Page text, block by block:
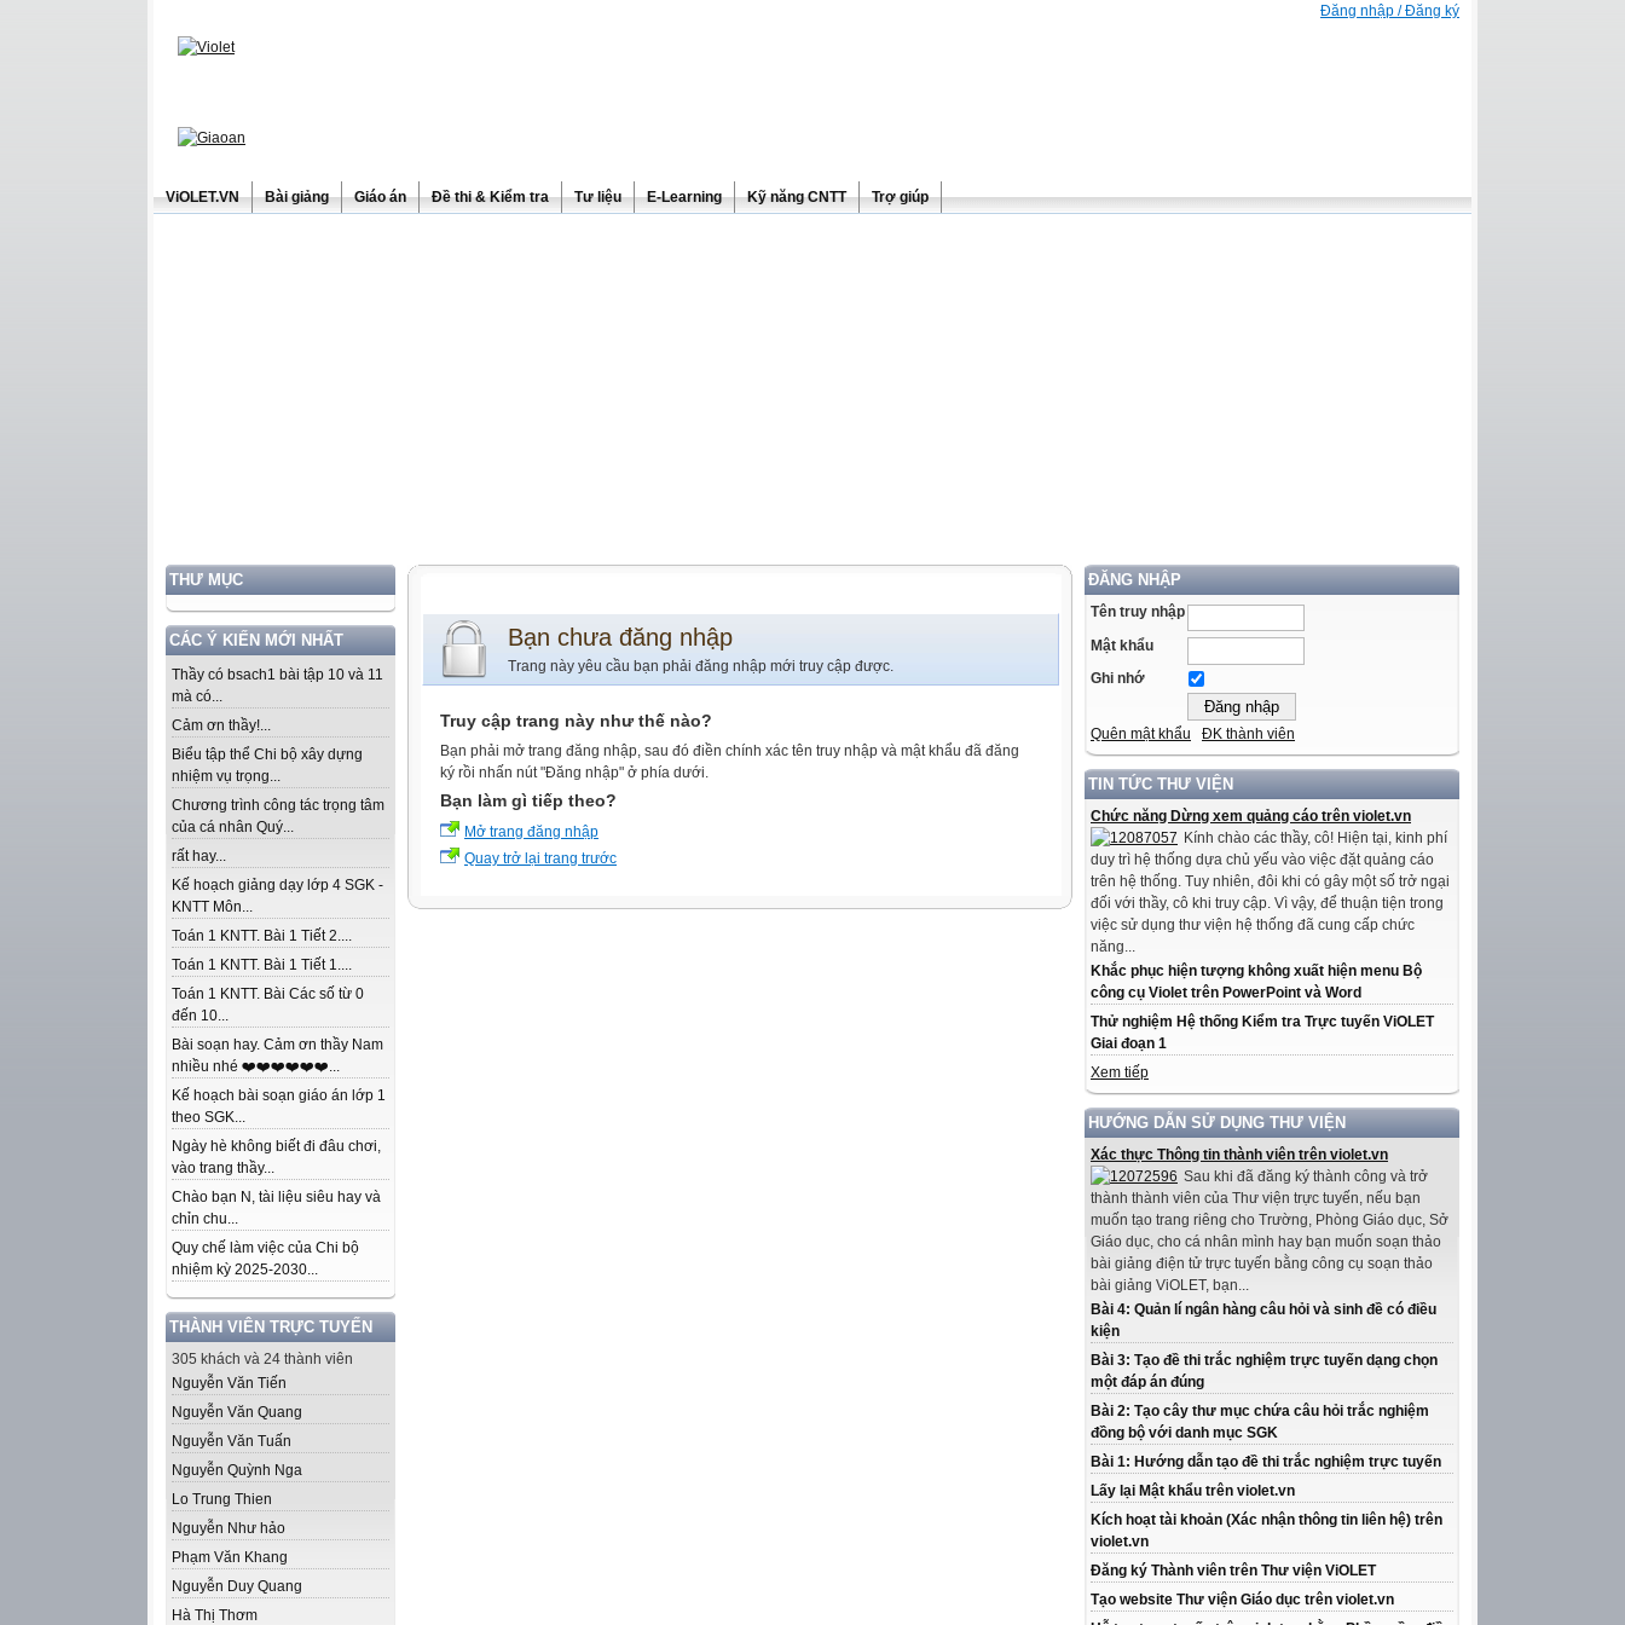
Đăng nhập / Đăng ký
ViOLET.VN Bài giảng Giáo án Đề thi & Kiểm tra Tư liệu E-Learning Kỹ năng CNTT Trợ giúp
THƯ MỤC
CÁC Ý KIẾN MỚI NHẤT
Thầy có bsach1 bài tập 10 và 11
mà có...
Cảm ơn thầy!...
Biểu tập thể Chi bộ xây dựng
nhiệm vụ trọng...
Chương trình công tác trọng tâm
của cá nhân Quý...
rất hay...
Kế hoạch giảng dạy lớp 4 SGK -
KNTT Môn...
Toán 1 KNTT. Bài 1 Tiết 2....
Toán 1 KNTT. Bài 1 Tiết 1....
Toán 1 KNTT. Bài Các số từ 0
đến 10...
Bài soạn hay. Cảm ơn thầy Nam
nhiều nhé ❤️❤️❤️❤️❤️❤️...
Kế hoạch bài soạn giáo án lớp 1
theo SGK...
Ngày hè không biết đi đâu chơi,
vào trang thầy...
Chào bạn N, tài liệu siêu hay và
chỉn chu...
Quy chế làm việc của Chi bộ
nhiệm kỳ 2025-2030...
THÀNH VIÊN TRỰC TUYẾN
305 khách và 24 thành viên
Nguyễn Văn Tiến
Nguyễn Văn Quang
Nguyễn Văn Tuấn
Nguyễn Quỳnh Nga
Lo Trung Thien
Nguyễn Như hảo
Phạm Văn Khang
Nguyễn Duy Quang
Hà Thị Thơm
ĐĂNG NHẬP
Tên truy nhập
Mật khẩu
Ghi nhớ
Quên mật khẩu ĐK thành viên
TIN TỨC THƯ VIỆN
Chức năng Dừng xem quảng cáo trên violet.vn
Kính chào các thầy, cô! Hiện tại, kinh phí
duy trì hệ thống dựa chủ yếu vào việc đặt quảng cáo
trên hệ thống. Tuy nhiên, đôi khi có gây một số trở ngại
đối với thầy, cô khi truy cập. Vì vậy, để thuận tiện trong
việc sử dụng thư viện hệ thống đã cung cấp chức
năng...
Khắc phục hiện tượng không xuất hiện menu Bộ
công cụ Violet trên PowerPoint và Word
Thử nghiệm Hệ thống Kiểm tra Trực tuyến ViOLET
Giai đoạn 1
Xem tiếp
HƯỚNG DẪN SỬ DỤNG THƯ VIỆN
Xác thực Thông tin thành viên trên violet.vn
Sau khi đã đăng ký thành công và trở
thành thành viên của Thư viện trực tuyến, nếu bạn
muốn tạo trang riêng cho Trường, Phòng Giáo dục, Sở
Giáo dục, cho cá nhân mình hay bạn muốn soạn thảo
bài giảng điện tử trực tuyến bằng công cụ soạn thảo
bài giảng ViOLET, bạn...
Bài 4: Quản lí ngân hàng câu hỏi và sinh đề có điều
kiện
Bài 3: Tạo đề thi trắc nghiệm trực tuyến dạng chọn
một đáp án đúng
Bài 2: Tạo cây thư mục chứa câu hỏi trắc nghiệm
đồng bộ với danh mục SGK
Bài 1: Hướng dẫn tạo đề thi trắc nghiệm trực tuyến
Lấy lại Mật khẩu trên violet.vn
Kích hoạt tài khoản (Xác nhận thông tin liên hệ) trên
violet.vn
Đăng ký Thành viên trên Thư viện ViOLET
Tạo website Thư viện Giáo dục trên violet.vn
Bạn chưa đăng nhập
Trang này yêu cầu bạn phải đăng nhập mới truy cập được.
Truy cập trang này như thế nào?
Bạn phải mở trang đăng nhập, sau đó điền chính xác tên truy nhập và mật khẩu đã đăng
ký rồi nhấn nút "Đăng nhập" ở phía dưới.
Bạn làm gì tiếp theo?
Mở trang đăng nhập
Quay trở lại trang trước